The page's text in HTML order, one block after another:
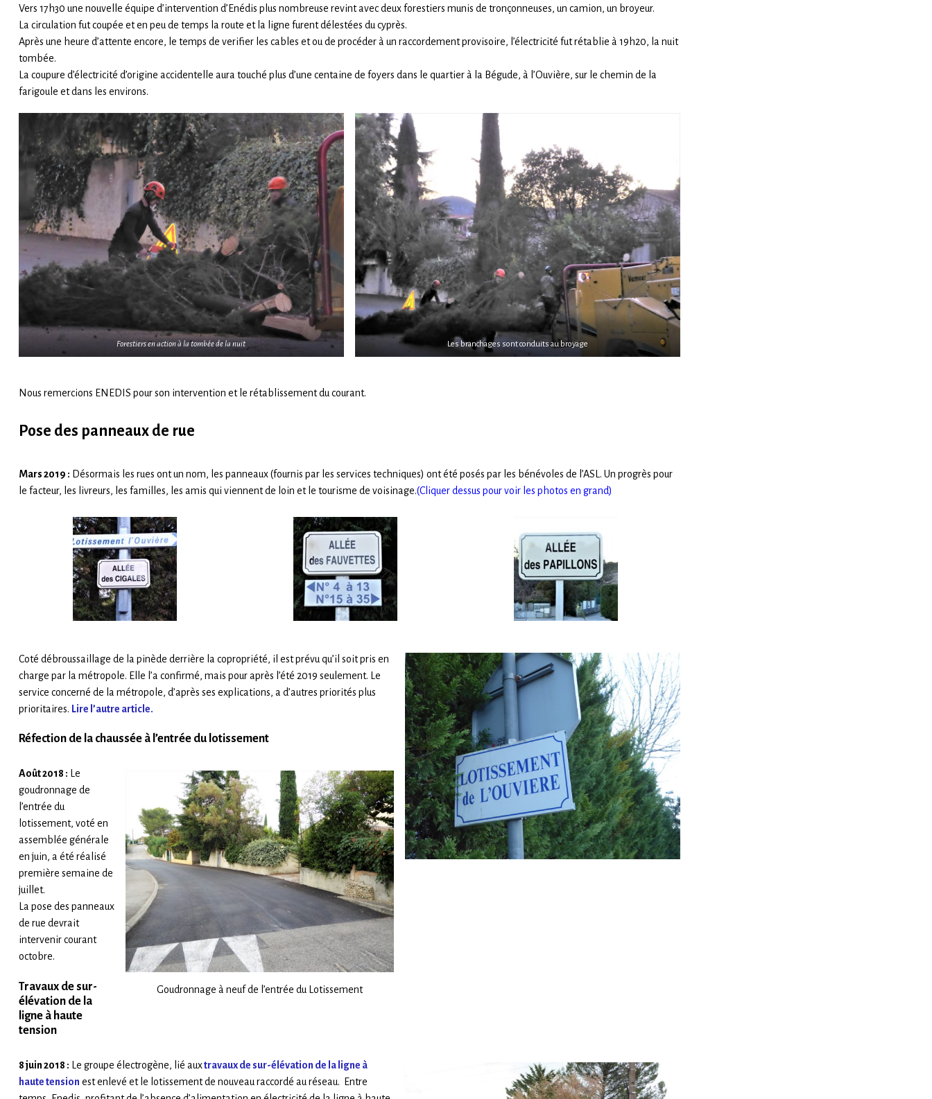
Vers 17h30 une nouvelle équipe d’intervention d’Enédis plus nombreuse revint avec deux forestiers munis de tronçonneuses, un camion, un broyeur.
La circulation fut coupée et en peu de temps la route et la ligne furent délestées du cyprès.
Après une heure d’attente encore, le temps de verifier les cables et ou de procéder à un raccordement provisoire, l’électricité fut rétablie à 19h20, la nuit
tombée.
La coupure d’électricité d’origine accidentelle aura touché plus d’une centaine de foyers dans le quartier à la Bégude, à l’Ouvière, sur le chemin de la
farigoule et dans les environs.
Forestiers en action à la tombée de la nuit Les branchages sont conduits au broyage
Nous remercions ENEDIS pour son intervention et le rétablissement du courant.
Pose des panneaux de rue
Mars 2019 : Désormais les rues ont un nom, les panneaux (fournis par les services techniques) ont été posés par les bénévoles de l’ASL. Un progrès pour
le facteur, les livreurs, les familles, les amis qui viennent de loin et le tourisme de voisinage.(Cliquer dessus pour voir les photos en grand)
Coté débroussaillage de la pinède derrière la copropriété, il est prévu qu’il soit pris en
charge par la métropole. Elle l’a confirmé, mais pour après l’été 2019 seulement. Le
service concerné de la métropole, d’après ses explications, a d’autres priorités plus
prioritaires. Lire l’autre article.
Réfection de la chaussée à l’entrée du lotissement
Goudronnage à neuf de l’entrée du Lotissement
Août 2018 : Le
goudronnage de
l’entrée du
lotissement, voté en
assemblée générale
en juin, a été réalisé
première semaine de
juillet.
La pose des panneaux
de rue devrait
intervenir courant
octobre.
Travaux de sur-
élévation de la
ligne à haute
tension
8 juin 2018 : Le groupe électrogène, lié auxtravaux de sur-élévation de la ligne à
haute tension est enlevé et le lotissement de nouveau raccordé au réseau. Entre